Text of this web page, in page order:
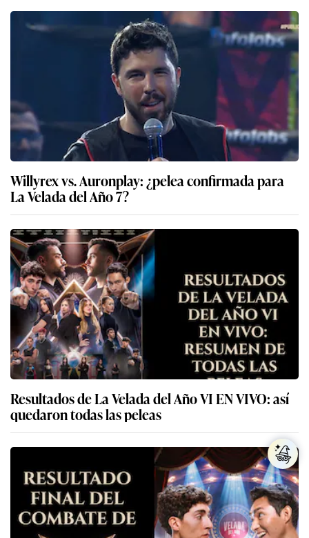
Willyrex vs. Auronplay: ¿pelea confirmada para
La Velada del Año 7?
Resultados de La Velada del Año VI EN VIVO: así
quedaron todas las peleas